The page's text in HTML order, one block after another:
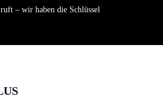
– wir haben die Schlüssel